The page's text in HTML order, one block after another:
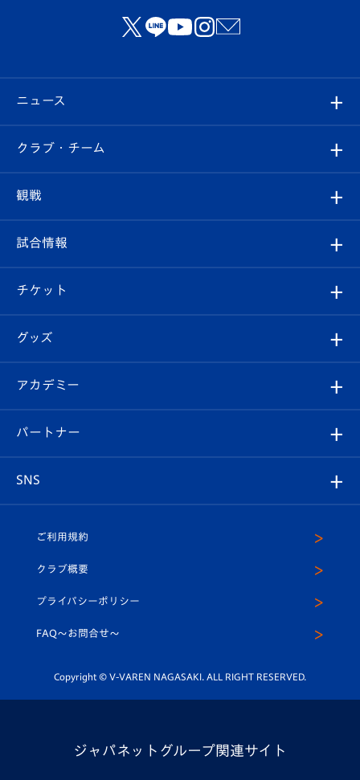
ニュース
すべて
クラブ
試合情報
チケット
イベント
メディア
ホームタウン
クラブ・チーム
クラブ概要
エンブレム紹介
スタッフプロフィール
マスコット紹介
平和祈念活動
ホームタウン活動
観戦
観戦ルール
はじめての観戦ガイド
Revive Team
ヴィヴィくんの長崎おもてなしガイド
試合情報
試合日程/結果
フォトギャラリー
スタジアムグルメ
チケット
チケット
V-LOVERS（ファンクラブ）
プレイヤーズスイート
グッズ
オンラインショップ
店舗情報
アカデミー
育成からのお知らせ
U-18
スクール
パートナー
SNS
ヴィヴィくんインスタグラム
公式LINE＠
ご利用規約
クラブ概要
プライバシーポリシー
FAQ〜お問合せ〜
Copyright © V-VAREN NAGASAKI. ALL RIGHT RESERVED.
ジャパネットグループ関連サイト